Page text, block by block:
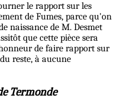
le rapport sur les
de Fumes, parce qu'on
naissance de M. Desmet
que cette pièce sera
de faire rapport sur
reste, à aucune
Termonde